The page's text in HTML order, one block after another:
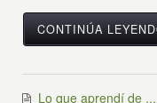
CONTINÚA
Lo que aprendí de ...